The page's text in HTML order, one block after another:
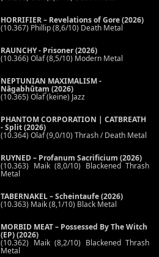
HORRIFIER – Revelations of Gore (2026)
(10.367) Phillip (8,6/10) Death Metal
RAUNCHY - Prisoner (2026)
(10.366) Olaf (8,5/10) Modern Metal
NEPTUNIAN MAXIMALISM -
Nāgabhūtaṃ (2026)
(10.365) Olaf (keine) Jazz
PHANTOM CORPORATION | CATBREATH
- Split (2026)
(10.364) Olaf (9,0/10) Thrash / Death Metal
RUYNED – Profanum Sacrificium (2026)
(10.363) Maik (8,0/10) Blackened Thrash
Metal
TABERNAKEL – Scheintaufe (2026)
(10.363) Maik (8,1/10) Black Metal
MORBID MEAT – Possessed By The Witch
(EP) (2026)
(10.362) Maik (8,2/10) Blackened Thrash
Metal